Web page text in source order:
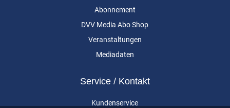
Abonnement
DVV Media Abo Shop
Veranstaltungen
Mediadaten
Service / Kontakt
Kundenservice